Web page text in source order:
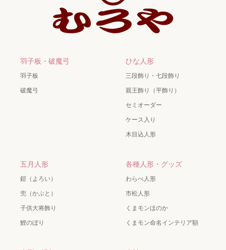
羽子板・破魔弓
羽子板
破魔弓
ひな人形
三段飾り・七段飾り
親王飾り（平飾り）
セミオーダー
ケース入り
木目込人形
五月人形
鎧（よろい）
兜（かぶと）
子供大将飾り
鯉のぼり
各種人形・グッズ
わらべ人形
市松人形
くまモンほのか
くまモン命名インテリア額